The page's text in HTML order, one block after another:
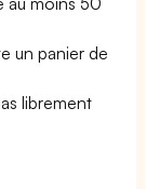
un panier de
librement